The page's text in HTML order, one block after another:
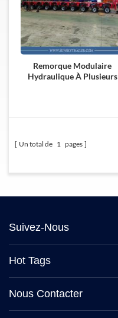
Remorque Modulaire
Hydraulique À Plusieurs
Un total de 1 pages
Suivez-Nous
Hot Tags
Nous Contacter